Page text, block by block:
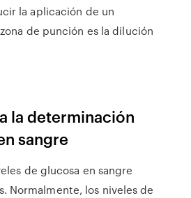
la aplicación de un
de punción es la dilución
la determinación
sangre
de glucosa en sangre
Normalmente, los niveles de